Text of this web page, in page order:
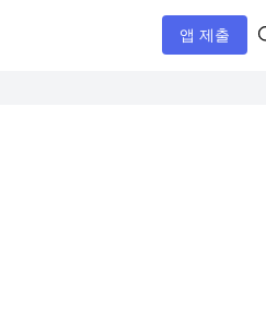
앱 제출